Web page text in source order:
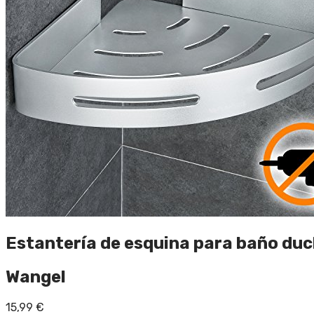
Estantería de esquina para baño
Wangel
15,99 €